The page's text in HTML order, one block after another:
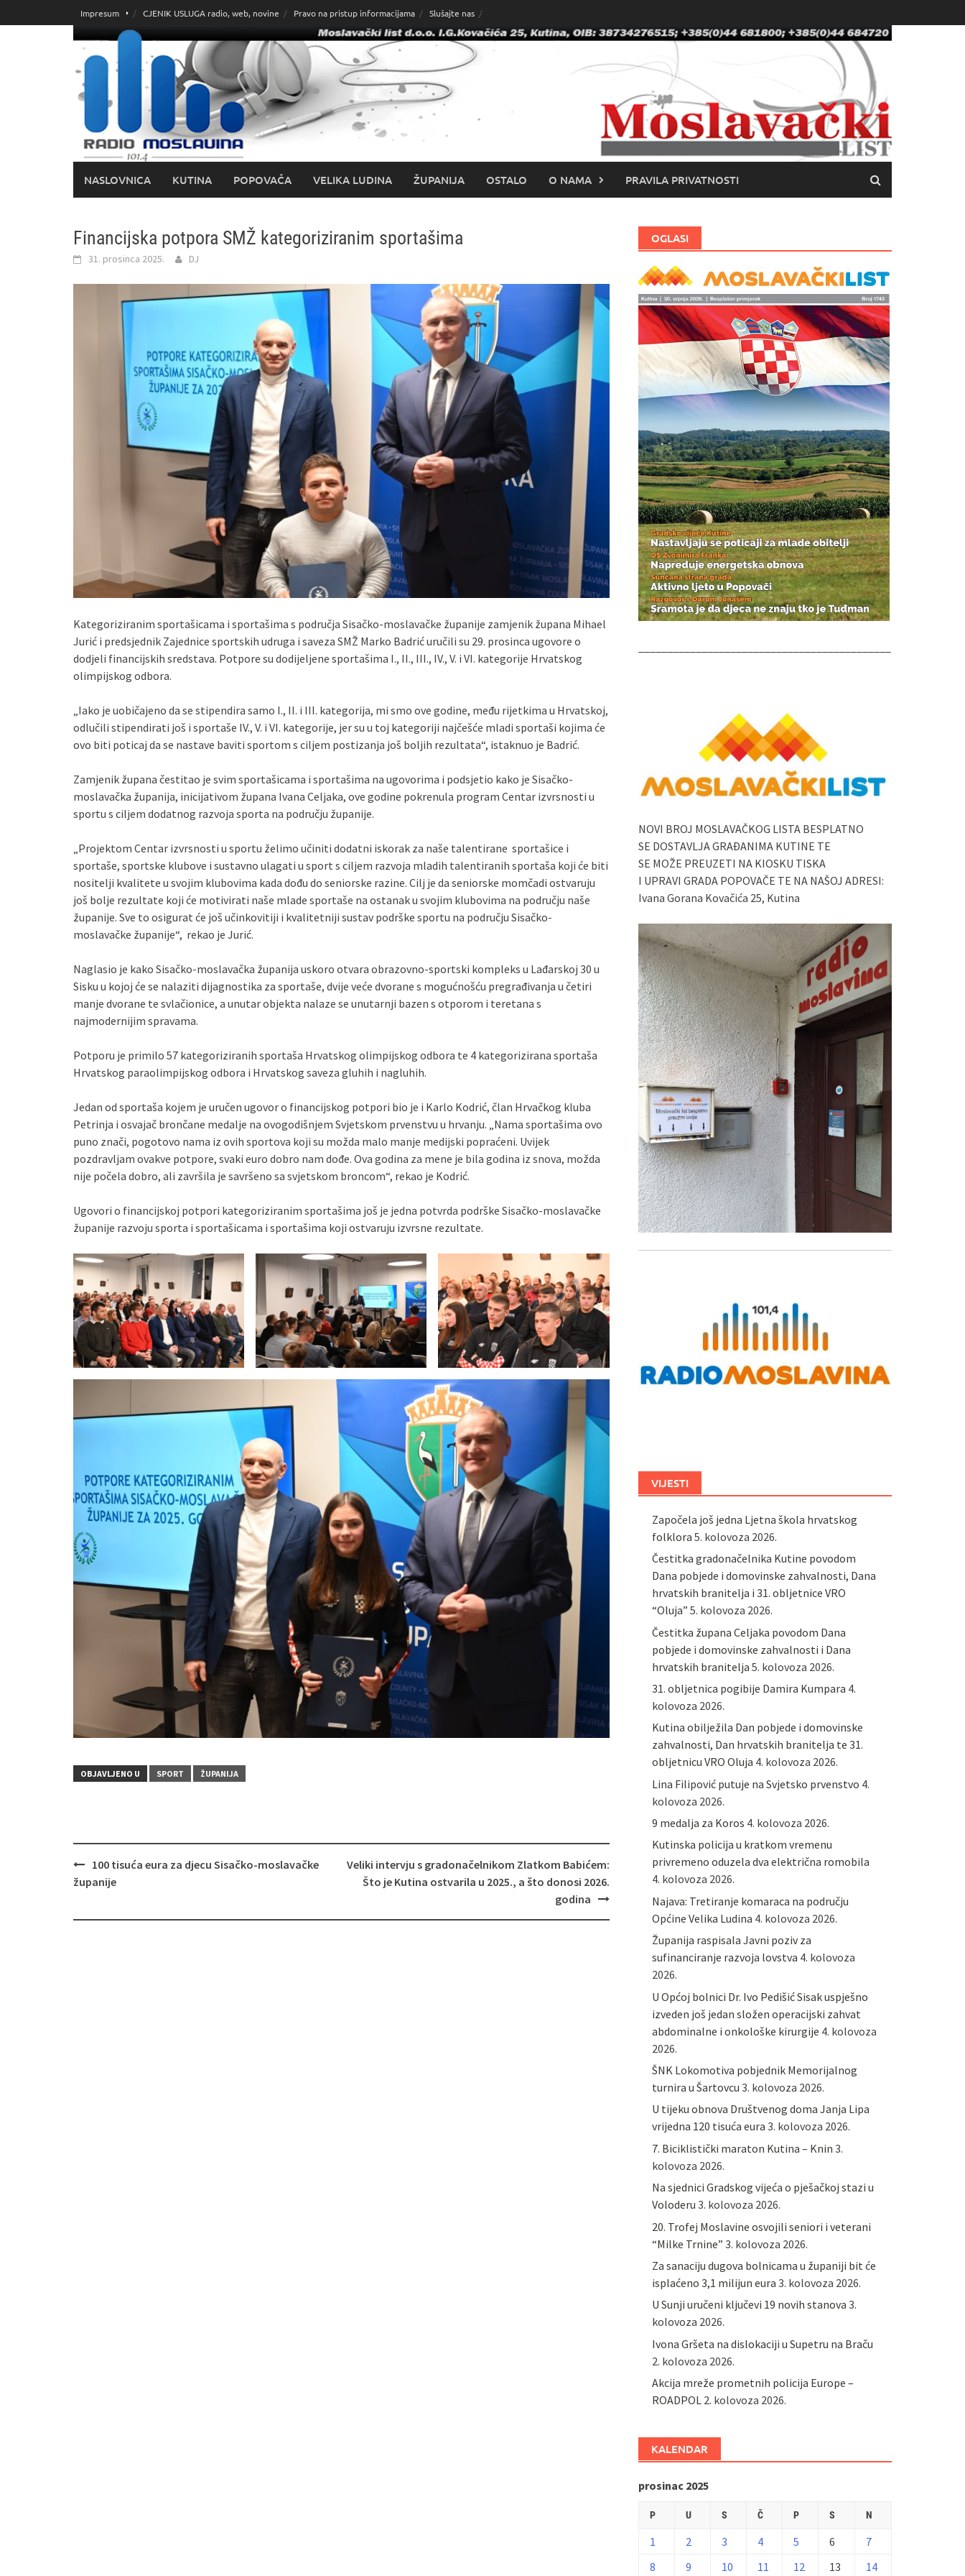
do
Impresum CJENIK USLUGA radio, web, novine Pravo na pristup informacijama Slušajte nas
NASLOVNICA KUTINA POPOVAČA VELIKA LUDINA ŽUPANIJA OSTALO O NAMA PRAVILA PRIVATNOSTI
Financijska potpora SMŽ kategoriziranim sportašima
31. prosinca 2025. DJ
Kategoriziranim sportašicama i sportašima s područja Sisačko-moslavačke županije zamjenik župana Mihael
Jurić i predsjednik Zajednice sportskih udruga i saveza SMŽ Marko Badrić uručili su 29. prosinca ugovore o
dodjeli financijskih sredstava. Potpore su dodijeljene sportašima I., II., III., IV., V. i VI. kategorije Hrvatskog
olimpijskog odbora.
„Iako je uobičajeno da se stipendira samo I., II. i III. kategorija, mi smo ove godine, među rijetkima u Hrvatskoj,
odlučili stipendirati još i sportaše IV., V. i VI. kategorije, jer su u toj kategoriji najčešće mladi sportaši kojima će
ovo biti poticaj da se nastave baviti sportom s ciljem postizanja još boljih rezultata“, istaknuo je Badrić.
Zamjenik župana čestitao je svim sportašicama i sportašima na ugovorima i podsjetio kako je Sisačko-
moslavačka županija, inicijativom župana Ivana Celjaka, ove godine pokrenula program Centar izvrsnosti u
sportu s ciljem dodatnog razvoja sporta na području županije.
„Projektom Centar izvrsnosti u sportu želimo učiniti dodatni iskorak za naše talentirane sportašice i
sportaše, sportske klubove i sustavno ulagati u sport s ciljem razvoja mladih talentiranih sportaša koji će biti
nositelji kvalitete u svojim klubovima kada dođu do seniorske razine. Cilj je da seniorske momčadi ostvaruju
još bolje rezultate koji će motivirati naše mlade sportaše na ostanak u svojim klubovima na području naše
županije. Sve to osigurat će još učinkovitiji i kvalitetniji sustav podrške sportu na području Sisačko-
moslavačke županije“, rekao je Jurić.
Naglasio je kako Sisačko-moslavačka županija uskoro otvara obrazovno-sportski kompleks u Lađarskoj 30 u
Sisku u kojoj će se nalaziti dijagnostika za sportaše, dvije veće dvorane s mogućnošću pregrađivanja u četiri
manje dvorane te svlačionice, a unutar objekta nalaze se unutarnji bazen s otporom i teretana s
najmodernijim spravama.
Potporu je primilo 57 kategoriziranih sportaša Hrvatskog olimpijskog odbora te 4 kategorizirana sportaša
Hrvatskog paraolimpijskog odbora i Hrvatskog saveza gluhih i nagluhih.
Jedan od sportaša kojem je uručen ugovor o financijskog potpori bio je i Karlo Kodrić, član Hrvačkog kluba
Petrinja i osvajač brončane medalje na ovogodišnjem Svjetskom prvenstvu u hrvanju. „Nama sportašima ovo
puno znači, pogotovo nama iz ovih sportova koji su možda malo manje medijski popraćeni. Uvijek
pozdravljam ovakve potpore, svaki euro dobro nam dođe. Ova godina za mene je bila godina iz snova, možda
nije počela dobro, ali završila je savršeno sa svjetskom broncom“, rekao je Kodrić.
Ugovori o financijskoj potpori kategoriziranim sportašima još je jedna potvrda podrške Sisačko-moslavačke
županije razvoju sporta i sportašicama i sportašima koji ostvaruju izvrsne rezultate.
OBJAVLJENO U SPORT ŽUPANIJA
Navigacija
objava
100 tisuća eura za djecu Sisačko-moslavačke
županije
Veliki intervju s gradonačelnikom Zlatkom Babićem:
Što je Kutina ostvarila u 2025., a što donosi 2026.
godina
OGLASI
NOVI BROJ MOSLAVAČKOG LISTA BESPLATNO
SE DOSTAVLJA GRAĐANIMA KUTINE TE
SE MOŽE PREUZETI NA KIOSKU TISKA
I UPRAVI GRADA POPOVAČE TE NA NAŠOJ ADRESI:
Ivana Gorana Kovačića 25, Kutina
VIJESTI
Započela još jedna Ljetna škola hrvatskog
folklora 5. kolovoza 2026.
Čestitka gradonačelnika Kutine povodom
Dana pobjede i domovinske zahvalnosti, Dana
hrvatskih branitelja i 31. obljetnice VRO
“Oluja” 5. kolovoza 2026.
Čestitka župana Celjaka povodom Dana
pobjede i domovinske zahvalnosti i Dana
hrvatskih branitelja 5. kolovoza 2026.
31. obljetnica pogibije Damira Kumpara 4.
kolovoza 2026.
Kutina obilježila Dan pobjede i domovinske
zahvalnosti, Dan hrvatskih branitelja te 31.
obljetnicu VRO Oluja 4. kolovoza 2026.
Lina Filipović putuje na Svjetsko prvenstvo 4.
kolovoza 2026.
9 medalja za Koros 4. kolovoza 2026.
Kutinska policija u kratkom vremenu
privremeno oduzela dva električna romobila
4. kolovoza 2026.
Najava: Tretiranje komaraca na području
Općine Velika Ludina 4. kolovoza 2026.
Županija raspisala Javni poziv za
sufinanciranje razvoja lovstva 4. kolovoza
2026.
U Općoj bolnici Dr. Ivo Pedišić Sisak uspješno
izveden još jedan složen operacijski zahvat
abdominalne i onkološke kirurgije 4. kolovoza
2026.
ŠNK Lokomotiva pobjednik Memorijalnog
turnira u Šartovcu 3. kolovoza 2026.
U tijeku obnova Društvenog doma Janja Lipa
vrijedna 120 tisuća eura 3. kolovoza 2026.
7. Biciklistički maraton Kutina – Knin 3.
kolovoza 2026.
Na sjednici Gradskog vijeća o pješačkoj stazi u
Voloderu 3. kolovoza 2026.
20. Trofej Moslavine osvojili seniori i veterani
“Milke Trnine” 3. kolovoza 2026.
Za sanaciju dugova bolnicama u županiji bit će
isplaćeno 3,1 milijun eura 3. kolovoza 2026.
U Sunji uručeni ključevi 19 novih stanova 3.
kolovoza 2026.
Ivona Gršeta na dislokaciji u Supetru na Braču
2. kolovoza 2026.
​Akcija mreže prometnih policija Europe –
ROADPOL 2. kolovoza 2026.
KALENDAR
prosinac 2025
P U S Č P S N
1 2 3 4 5 6
7
8
9 10 11 12 13 14